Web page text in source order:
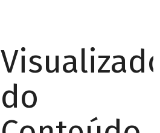
Visualizador
do